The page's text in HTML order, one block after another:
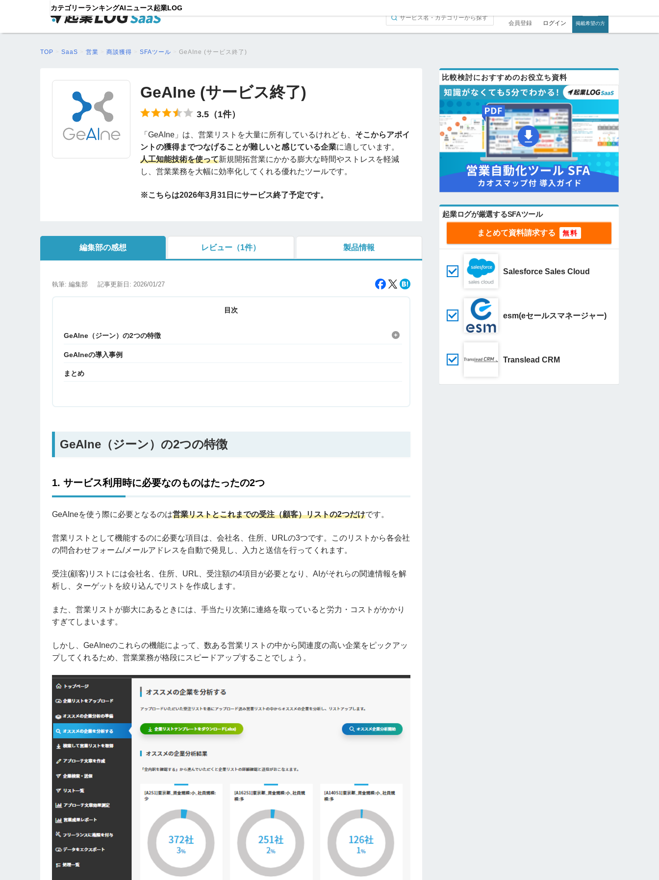
カテゴリーランキングAIニュース起業LOG
会員登録 ログイン 掲載希望の方
TOP SaaS 営業 商談獲得 SFAツール GeAIne (サービス終了)
GeAIne (サービス終了)
3.5（1件）
「GeAIne」は、営業リストを大量に所有しているけれども、 そこからアポイ
ントの獲得までつなげることが難しいと感じている企業に適しています。
人工知能技術を使って新規開拓営業にかかる膨大な時間やストレスを軽減
し、営業業務を大幅に効率化してくれる優れたツールです。
※こちらは2026年3月31日にサービス終了予定です。
編集部の感想 レビュー （1件） 製品情報
執筆: 編集部 記事更新日: 2026/01/27
目次
GeAIne（ジーン）の2つの特徴
GeAIneの導入事例
まとめ
GeAIne（ジーン）の2つの特徴
1. サービス利用時に必要なのものはたったの2つ
GeAIneを使う際に必要となるのは営業リストとこれまでの受注（顧客）リストの2つだけです。
営業リストとして機能するのに必要な項目は、会社名、住所、URLの3つです。このリストから各会社
の問合わせフォーム/メールアドレスを自動で発見し、入力と送信を行ってくれます。
受注(顧客)リストには会社名、住所、URL、受注額の4項目が必要となり、AIがそれらの関連情報を解
析し、ターゲットを絞り込んでリストを作成します。
また、営業リストが膨大にあるときには、手当たり次第に連絡を取っていると労力・コストがかかり
すぎてしまいます。
しかし、GeAIneのこれらの機能によって、数ある営業リストの中から関連度の高い企業をピックアッ
プしてくれるため、営業業務が格段にスピードアップすることでしょう。
比較検討におすすめのお役立ち資料
起業ログが厳選するSFAツール
まとめて資料請求する
Salesforce Sales Cloud
esm(eセールスマネージャー)
Translead CRM